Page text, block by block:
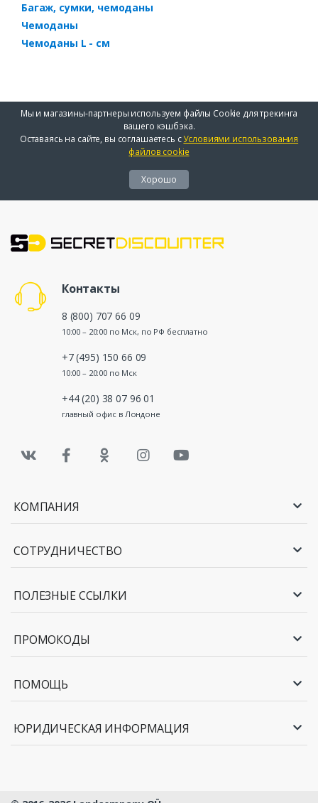
Багаж, сумки, чемоданы
Чемоданы
Чемоданы L - см
Мы и магазины-партнеры используем файлы Cookie для трекинга
вашего кэшбэка.
Оставаясь на сайте, вы соглашаетесь сУсловиями использования
файлов cookie
Хорошо
Контакты
8 (800) 707 66 09
10:00 – 20:00 по Мск, по РФ бесплатно
+7 (495) 150 66 09
10:00 – 20:00 по Мск
+44 (20) 38 07 96 01
главный офис в Лондоне
КОМПАНИЯ
СОТРУДНИЧЕСТВО
ПОЛЕЗНЫЕ ССЫЛКИ
ПРОМОКОДЫ
ПОМОЩЬ
ЮРИДИЧЕСКАЯ ИНФОРМАЦИЯ